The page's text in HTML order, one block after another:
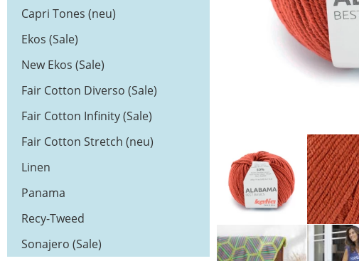
Capri Tones (neu)
Ekos (Sale)
New Ekos (Sale)
Fair Cotton Diverso (Sale)
Fair Cotton Infinity (Sale)
Fair Cotton Stretch (neu)
Linen
Panama
Recy-Tweed
Sonajero (Sale)